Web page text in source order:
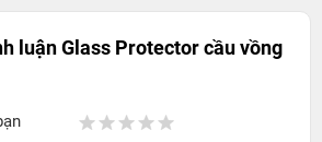
luậnGlass Protector cầu vồng